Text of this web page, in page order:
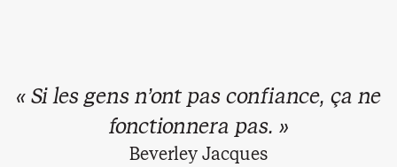
« Si les gens n’ont pas confiance, ça ne
fonctionnera pas. »
Beverley Jacques